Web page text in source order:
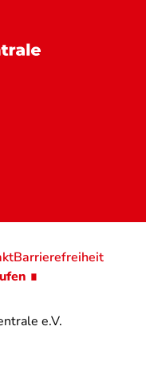
e.V.
Barrierefreiheit
∎